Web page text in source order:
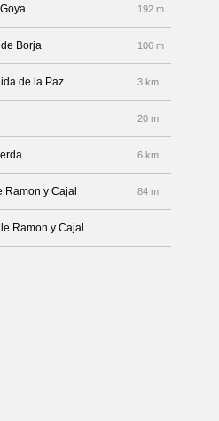
192 m
Borja 106 m
de la Paz 3 km
20 m
6 km
Ramon y Cajal 84 m
Ramon y Cajal